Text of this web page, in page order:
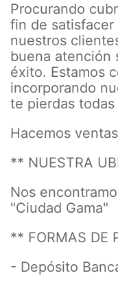
Procurando
fin de satisfacer
nuestros
buena atención
éxito. Estamos
incorporando
te pierdas
Hacemos
** NUESTRA
Nos
"Ciudad Gama"
** FORMAS DE
- Depósito